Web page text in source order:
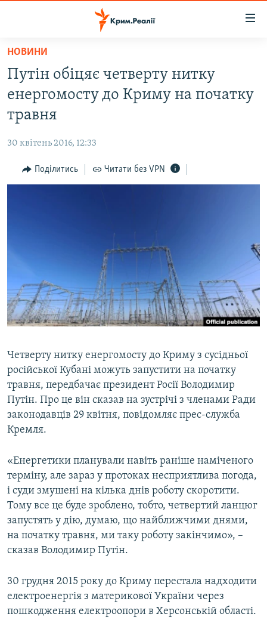
Перейти
основного
матеріалу
Перейти
до
основної
Перейти
до
ВОДА.КРИМ
ВІДЕО ТА ФОТО
БЛОГИ
ПОГЛЯД
ВІДЕОУРОКИ «ELIFBE»
СВІДЧЕННЯ ОКУПАЦІЇ
УКРАЇНСЬКА ПРОБЛЕМА КРИМУ
ЯК ОБІЙТИ БЛОКУВАННЯ
Русский
Qırımtatar
Усі сайти RFE/RL
НОВИНИ
Путін обіцяє четверту нитку
енергомосту до Криму на початку
травня
30 квітень 2016, 12:33
Поділитись Читати без VPN
Четверту нитку енергомосту до Криму з сусідньої
російської Кубані можуть запустити на початку
травня, передбачає президент Росії Володимир
Путін. Про це він сказав на зустрічі з членами Ради
законодавців 29 квітня, повідомляє прес-служба
Кремля.
«Енергетики планували навіть раніше наміченого
терміну, але зараз у протоках несприятлива погода,
і суди змушені на кілька днів роботу скоротити.
Тому все це буде зроблено, тобто, четвертий ланцюг
запустять у дію, думаю, що найближчими днями,
на початку травня, ми таку роботу закінчимо», –
сказав Володимир Путін.
30 грудня 2015 року до Криму перестала надходити
електроенергія з материкової України через
пошкодження електроопори в Херсонській області.